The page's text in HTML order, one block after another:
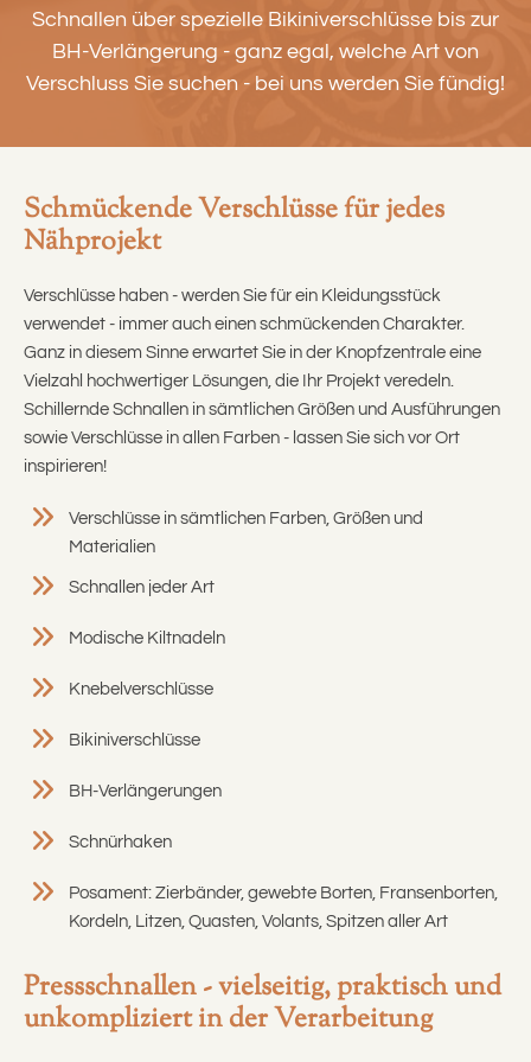
Schnallen über spezielle Bikiniverschlüsse bis zur
BH-Verlängerung - ganz egal, welche Art von
Verschluss Sie suchen - bei uns werden Sie fündig!
Schmückende Verschlüsse für jedes
Nähprojekt
Verschlüsse haben - werden Sie für ein Kleidungsstück
verwendet - immer auch einen schmückenden Charakter.
Ganz in diesem Sinne erwartet Sie in der Knopfzentrale eine
Vielzahl hochwertiger Lösungen, die Ihr Projekt veredeln.
Schillernde Schnallen in sämtlichen Größen und Ausführungen
sowie Verschlüsse in allen Farben - lassen Sie sich vor Ort
inspirieren!
Verschlüsse in sämtlichen Farben, Größen und
Materialien
Schnallen jeder Art
Modische Kiltnadeln
Knebelverschlüsse
Bikiniverschlüsse
BH-Verlängerungen
Schnürhaken
Posament: Zierbänder, gewebte Borten, Fransenborten,
Kordeln, Litzen, Quasten, Volants, Spitzen aller Art
Pressschnallen - vielseitig, praktisch und
unkompliziert in der Verarbeitung